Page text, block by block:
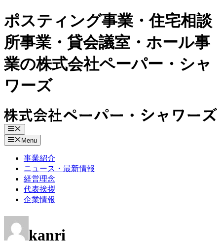
ポスティング事業・住宅相談
所事業・貸会議室・ホール事
業の株式会社ペーパー・シャ
ワーズ
Skip
to
contentMenu
Menu
事業紹介
ニュース・最新情報
経営理念
代表挨拶
企業情報
kanri